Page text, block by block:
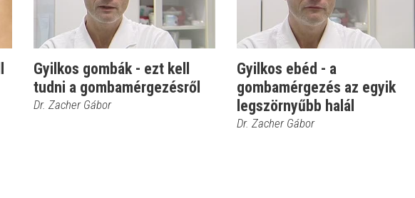
Gyilkos gombák - ezt kell
tudni a gombamérgezésről
Dr. Zacher Gábor
Gyilkos ebéd - a
gombamérgezés az egyik
legszörnyűbb halál
Dr. Zacher Gábor